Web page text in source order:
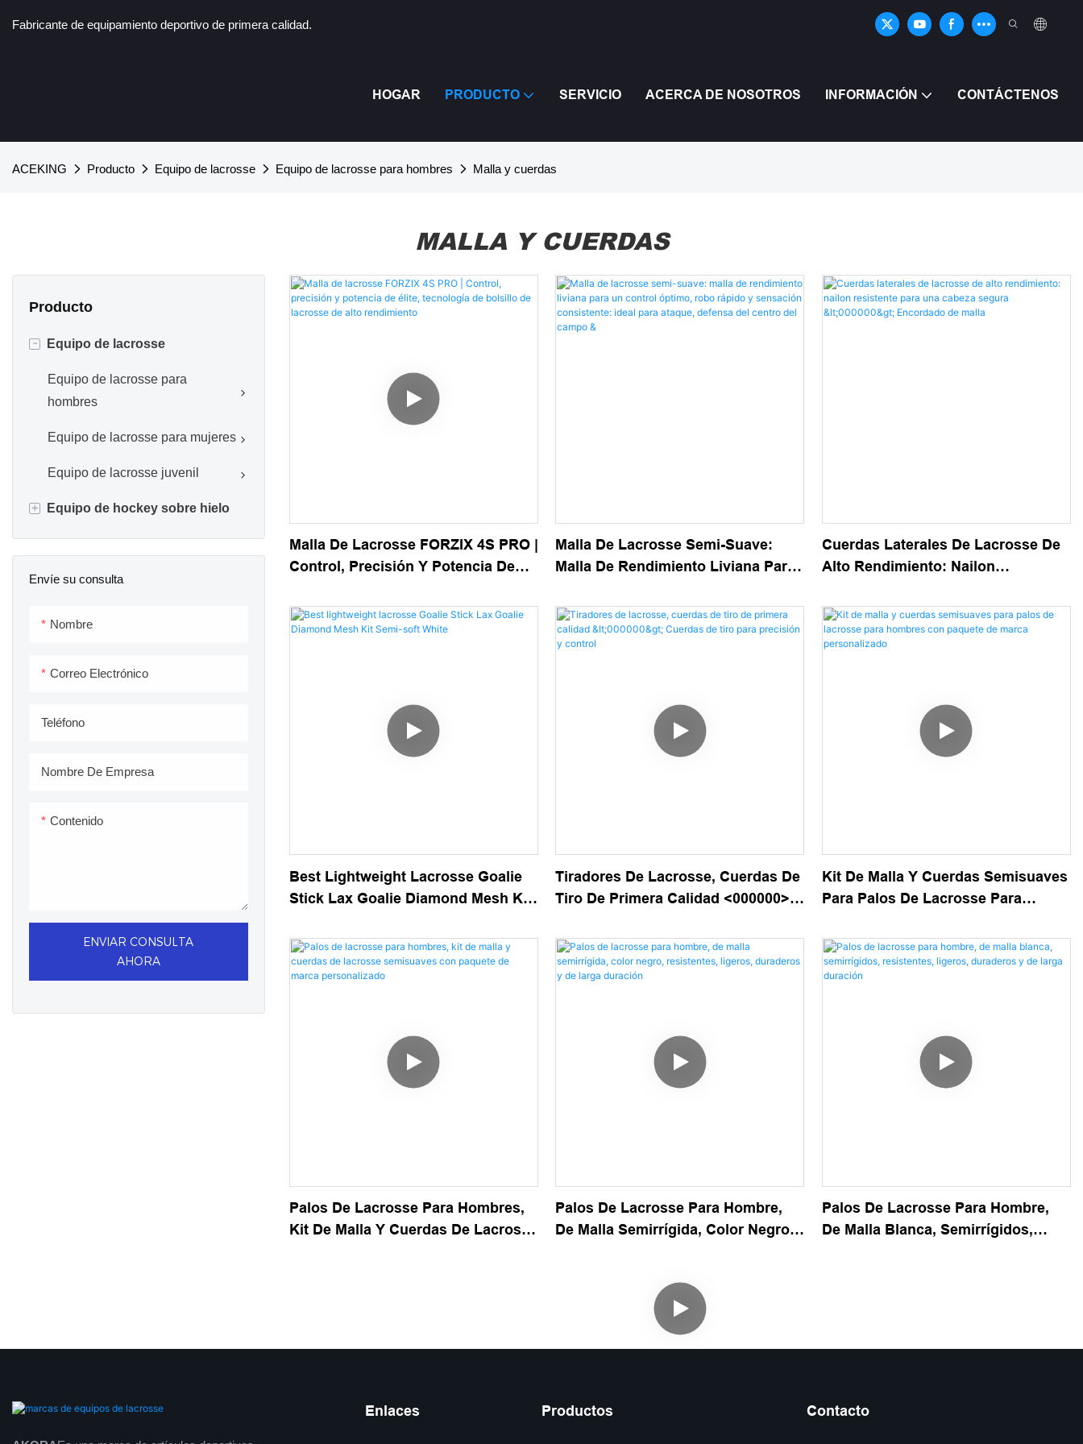
Fabricante de equipamiento deportivo de primera calidad.
HOGAR PRODUCTO SERVICIO ACERCA DE NOSOTROS INFORMACIÓN CONTÁCTENOS
ACEKING Producto Equipo de lacrosse Equipo de lacrosse para hombres Malla y cuerdas
MALLA Y CUERDAS
Producto
- Equipo de lacrosse
Equipo de lacrosse para
hombres
Equipo de lacrosse para mujeres
Equipo de lacrosse juvenil
+ Equipo de hockey sobre hielo
Disco
Patinaje
Envíe su consulta
Nombre
Correo Electrónico
Teléfono
Nombre De Empresa
Contenido
ENVIAR CONSULTA
AHORA
Malla De Lacrosse FORZIX 4S PRO |
Control, Precisión Y Potencia De
Lacrosse De Alto Rendimiento
Malla De Lacrosse Semi-Suave:
Malla De Rendimiento Liviana Para
Sensación Consistente: Ideal Para
Ataque, Defensa Del Centro Del
Campo &
Cuerdas Laterales De Lacrosse De
Alto Rendimiento: Nailon
<000000> Encordado De Malla
Best Lightweight Lacrosse Goalie
Stick Lax Goalie Diamond Mesh Kit
Tiradores De Lacrosse, Cuerdas De
Tiro De Primera Calidad <000000>
Control
Kit De Malla Y Cuerdas Semisuaves
Para Palos De Lacrosse Para
Personalizado
Palos De Lacrosse Para Hombres,
Kit De Malla Y Cuerdas De Lacrosse
Palos De Lacrosse Para Hombre,
De Malla Semirrígida, Color Negro,
Palos De Lacrosse Para Hombre,
De Malla Blanca, Semirrígidos,
Enlaces Productos Contacto